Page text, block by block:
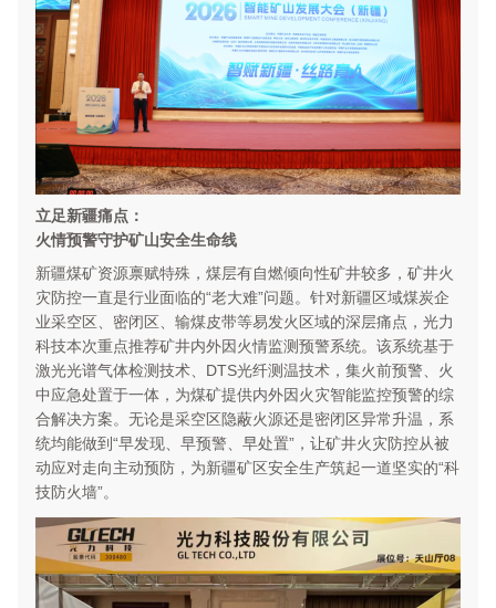
立足新疆痛点：
火情预警守护矿山安全生命线
新疆煤矿资源禀赋特殊，煤层有自燃倾向性矿井较多，矿井火
灾防控一直是行业面临的“老大难”问题。针对新疆区域煤炭企
业采空区、密闭区、输煤皮带等易发火区域的深层痛点，光力
科技本次重点推荐矿井内外因火情监测预警系统。该系统基于
激光光谱气体检测技术、DTS光纤测温技术，集火前预警、火
中应急处置于一体，为煤矿提供内外因火灾智能监控预警的综
合解决方案。无论是采空区隐蔽火源还是密闭区异常升温，系
统均能做到“早发现、早预警、早处置”，让矿井火灾防控从被
动应对走向主动预防，为新疆矿区安全生产筑起一道坚实的“科
技防火墙”。